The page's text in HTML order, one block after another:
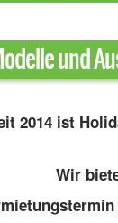
und
2014 ist
Wir